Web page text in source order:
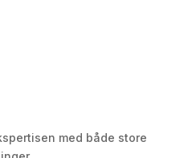
med både store